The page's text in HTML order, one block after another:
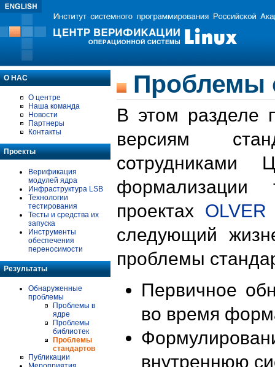
О НАС
О центре
Наша команда
Новости
Партнеры
Контакты
Проекты
Верификация
модулей ядра
Инфраструктура LSB
Технологии
тестирования
Тесты и средства их
запуска
Инструменты
обеспечения
переносимости
Результаты
Обнаруженные
проблемы
Проблемы в
ядре
Проблемы
библиотек
Проблемы
стандартов
Публикации
Проблемы
В этом разделе
версиям
формализации
проектах OLVER
следующий
проблемы
Первичное
во время
внутреннюю